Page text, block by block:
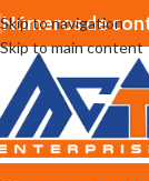
Skip to navigation
Skip to main content
Números de